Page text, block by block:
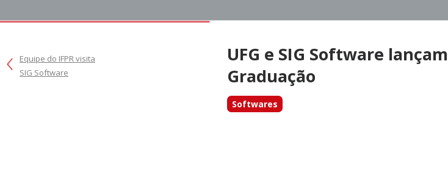
Equipe do IFPR visita
SIG Software
UFG e SIG Software
Graduação
Softwares